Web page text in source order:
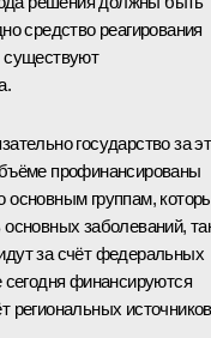
средство реагирования
существуют
государство за
профинансированы
основным группам,
заболеваний,
за счёт федеральных
сегодня финансируются
региональных